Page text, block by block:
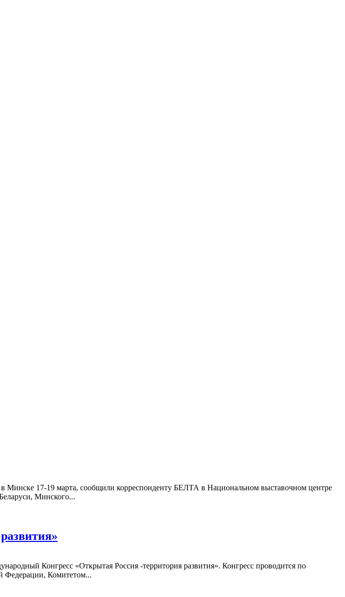
Минске 17-19 марта, сообщили корреспонденту БЕЛТА в Национальном выставочном центре
Минского...
Конгресс «Открытая Россия -территория развития». Конгресс проводится по
Федерации, Комитетом...